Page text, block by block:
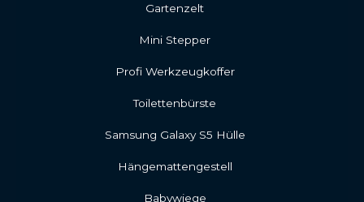
Gartenzelt
Mini Stepper
Profi Werkzeugkoffer
Toilettenbürste
Samsung Galaxy S5 Hülle
Hängemattengestell
Babywiege